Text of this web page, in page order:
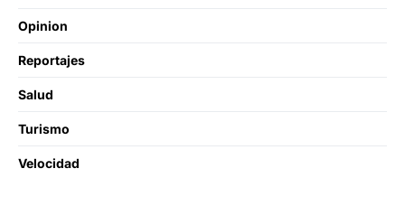
Opinion
Reportajes
Salud
Turismo
Velocidad